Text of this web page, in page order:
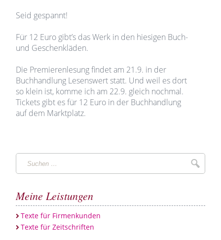
Seid gespannt!
Für 12 Euro gibt’s das Werk in den hiesigen Buch-
und Geschenkläden.
Die Premierenlesung findet am 21.9. in der
Buchhandlung Lesenswert statt. Und weil es dort
so klein ist, komme ich am 22.9. gleich nochmal.
Tickets gibt es für 12 Euro in der Buchhandlung
auf dem Marktplatz.
Suchen
…
Meine Leistungen
Texte für Firmenkunden
Texte für Zeitschriften